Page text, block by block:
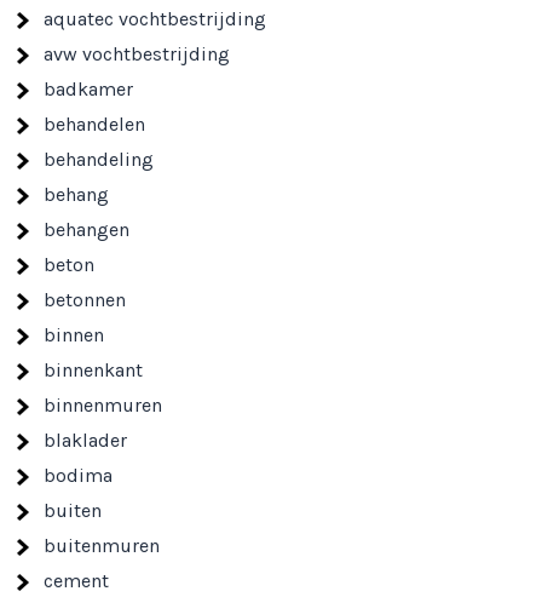
aquatec vochtbestrijding
avw vochtbestrijding
badkamer
behandelen
behandeling
behang
behangen
beton
betonnen
binnen
binnenkant
binnenmuren
blaklader
bodima
buiten
buitenmuren
cement